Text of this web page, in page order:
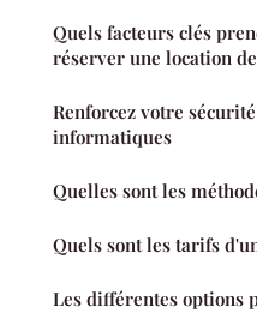
Quels facteurs clés
réserver une location
Renforcez votre
informatiques
Quelles sont les
Quels sont les tarifs
Les différentes options